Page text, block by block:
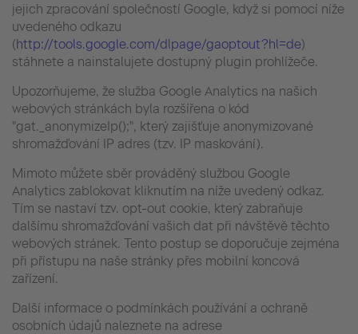
jejich zpracování společností Google, když si pomocí níže
uvedeného odkazu
(http://tools.google.com/dlpage/gaoptout?hl=de)
stáhnete a nainstalujete dostupný plugin prohlížeče.
Upozorňujeme, že služba Google Analytics na našich
webových stránkách byla rozšířena o kód
"gat._anonymizeIp();", který zajišťuje anonymizované
shromažďování IP adres (tzv. IP maskování).
Mimoto můžete sběr prováděný službou Google
Analytics zablokovat kliknutím na níže uvedený odkaz.
Tím se nastaví tzv. opt-out cookie, který zabraňuje
dalšímu shromažďování vašich dat při návštěvě těchto
webových stránek. Tento postup se doporučuje zejména
při přístupu na naše stránky přes mobilní koncová
zařízení.
Další informace o podmínkách používání a ochraně
osobních údajů naleznete na adrese